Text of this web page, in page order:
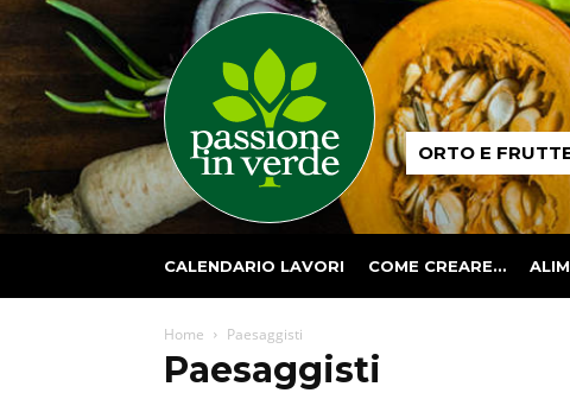
Passione
in ORTO E
CALENDARIO LAVORI COME CREARE…
Home Paesaggisti
Paesaggisti